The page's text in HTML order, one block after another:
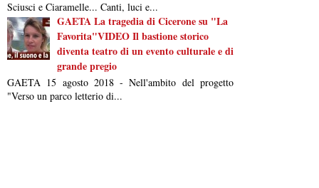
Sciusci e Ciaramelle... Canti, luci e...
GAETA La tragedia di Cicerone su "La
Favorita"VIDEO Il bastione storico
diventa teatro di un evento culturale e di
grande pregio
GAETA 15 agosto 2018 - Nell'ambito del progetto
"Verso un parco letterio di...